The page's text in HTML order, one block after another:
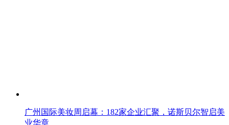
广州国际美妆周启幕：182家企业汇聚，诺斯贝尔智启美
业华章